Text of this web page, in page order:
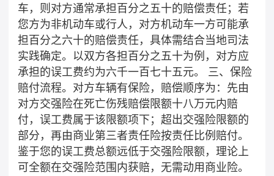
车，则对方通常承担百分之五十的赔偿责任；若
您方为非机动车或行人，对方机动车一方可能承
担百分之六十的赔偿责任，具体需结合当地司法
实践确定。以双方各担百分之五十为例，对方应
承担的误工费约为六千一百七十五元。 三、保险
赔付流程。对方车辆有保险，赔偿顺序为：先由
对方交强险在死亡伤残赔偿限额十八万元内赔
付，误工费属于该限额项下；超出交强险限额的
部分，再由商业第三者责任险按责任比例赔付。
鉴于您的误工费总额远低于交强险限额，理论上
可全额在交强险范围内获赔，无需动用商业险。